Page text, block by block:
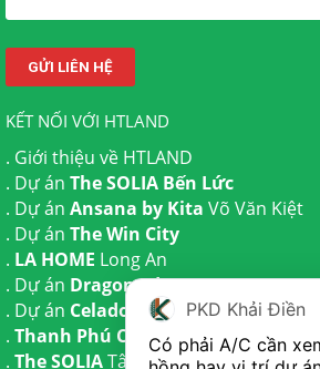
KẾT NỐI VỚI HTLAND
. Giới thiệu về HTLAND
. Dự án The SOLIA Bến Lức
. Dự án Ansana by Kita Võ Văn Kiệt
. Dự án The Win City
. LA HOME Long An
. Dự án Dragon Eden Long An
. Dự án Celadon City
Tân Phú
. Thanh Phú Centre PointBến Lức
. The SOLIATây Ninh | Dự ánThe
PKD Khải Điền
Có phải A/C cần